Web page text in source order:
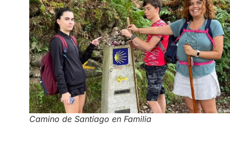
Camino de Santiago en Familia